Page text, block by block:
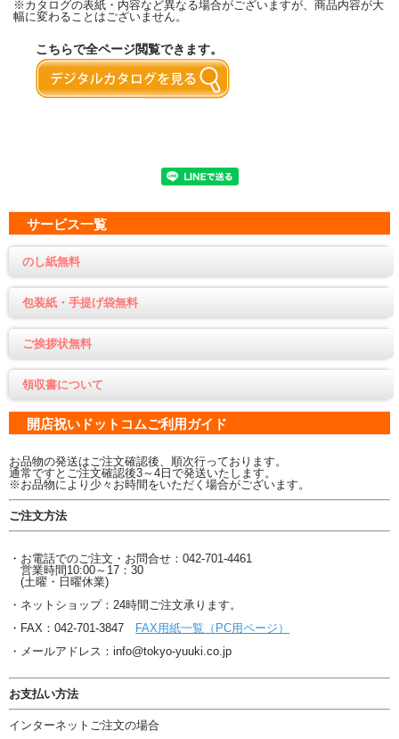
※カタログの表紙・内容など異なる場合がございますが、商品内容が大
幅に変わることはございません。
こちらで全ページ閲覧できます。
サービス一覧
のし紙無料
包装紙・手提げ袋無料
ご挨拶状無料
領収書について
開店祝いドットコムご利用ガイド
お品物の発送はご注文確認後、順次行っております。
通常ですとご注文確認後3～4日で発送いたします。
※お品物により少々お時間をいただく場合がございます。
ご注文方法
・お電話でのご注文・お問合せ：042-701-4461
営業時間10:00～17：30
(土曜・日曜休業)
・ネットショップ：24時間ご注文承ります。
・FAX：042-701-3847 FAX用紙一覧（PC用ページ）
・メールアドレス：info@tokyo-yuuki.co.jp
お支払い方法
インターネットご注文の場合